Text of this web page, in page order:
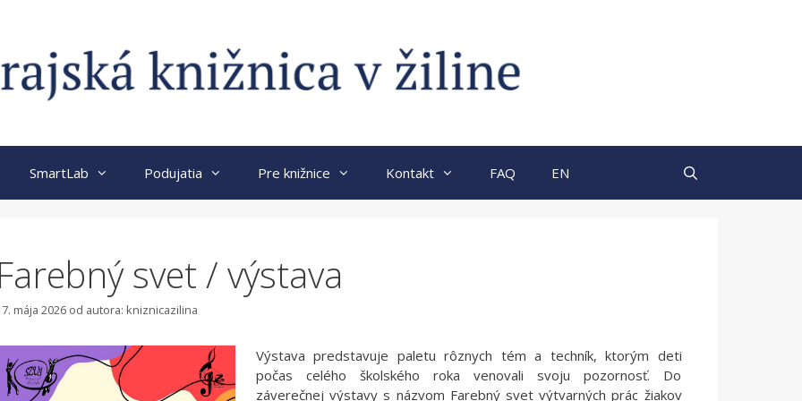
SmartLab Podujatia Pre knižnice Kontakt FAQ EN
Farebný svet / výstava
mája 2026 od autora: kniznicazilina
Výstava predstavuje paletu rôznych tém a techník, ktorým deti
počas celého školského roka venovali svoju pozornosť. Do
záverečnej výstavy s názvom Farebný svet výtvarných prác žiakov